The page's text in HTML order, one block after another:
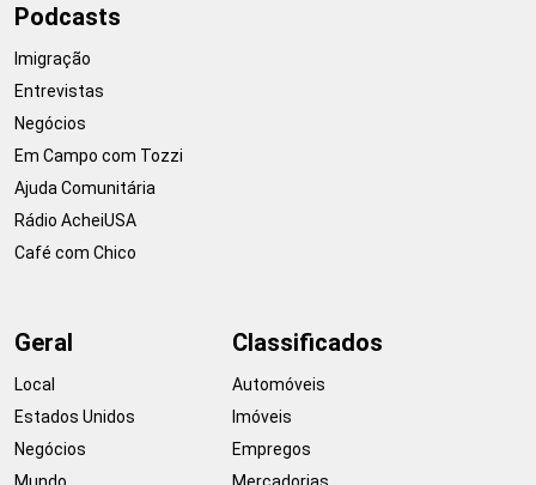
Podcasts
Imigração
Entrevistas
Negócios
Em Campo com Tozzi
Ajuda Comunitária
Rádio AcheiUSA
Café com Chico
Geral
Local
Estados Unidos
Negócios
Classificados
Automóveis
Imóveis
Empregos